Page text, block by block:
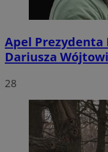
Apel Prezydenta
Dariusza
28